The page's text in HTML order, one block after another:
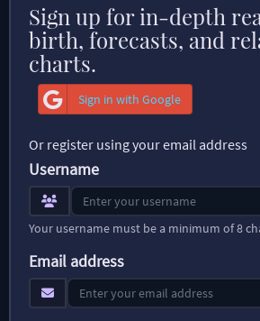
Sign up for in-depth
birth, forecasts, and
charts.
Sign in with Google
Or register using your email address
Username
Your username must be a minimum of 8
Email address